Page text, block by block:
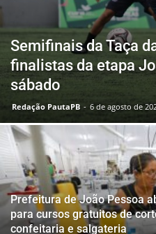
Semifinais da Taça
finalistas da etapa
sábado
Redação PautaPB - 6 de agosto de
Prefeitura de João Pessoa
para cursos gratuitos de
confeitaria e salgateria